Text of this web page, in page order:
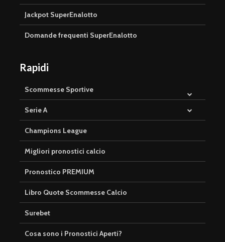
Jackpot SuperEnalotto
Domande frequenti SuperEnalotto
Rapidi
Scommesse Sportive
Serie A
Champions League
Migliori pronostici calcio
Pronostico PREMIUM
Libro Quote Scommesse Calcio
Surebet
Cosa sono i Pronostici Aperti?